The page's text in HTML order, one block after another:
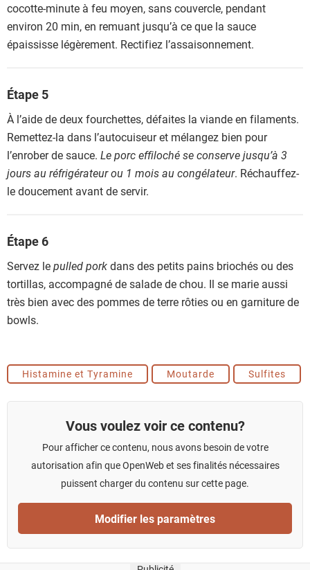
cocotte-minute à feu moyen, sans couvercle, pendant
environ 20 min, en remuant jusqu’à ce que la sauce
épaississe légèrement. Rectifiez l’assaisonnement.
Étape 5
À l’aide de deux fourchettes, défaites la viande en filaments.
Remettez-la dans l’autocuiseur et mélangez bien pour
l’enrober de sauce. Le porc effiloché se conserve jusqu’à 3
jours au réfrigérateur ou 1 mois au congélateur. Réchauffez-
le doucement avant de servir.
Étape 6
Servez lepulled porkdans des petits pains briochés ou des
tortillas, accompagné de salade de chou. Il se marie aussi
très bien avec des pommes de terre rôties ou en garniture de
bowls.
Histamine et Tyramine Moutarde Sulfites
Vous voulez voir ce contenu?
Pour afficher ce contenu, nous avons besoin de votre
autorisation afin que OpenWeb et ses finalités nécessaires
puissent charger du contenu sur cette page.
Modifier les paramètres